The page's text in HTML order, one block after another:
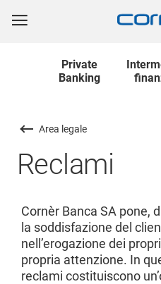
Private
Banking
Area legale
Reclami
Cornèr Banca SA pone,
la soddisfazione del
nell’erogazione dei
propria attenzione. In
reclami costituiscono